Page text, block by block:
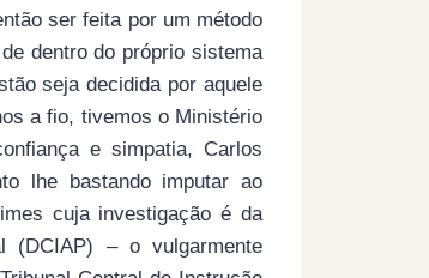
ser feita por um método
dentro do próprio sistema
seja decidida por aquele
a fio, tivemos o Ministério
e simpatia, Carlos
lhe bastando imputar ao
cuja investigação é da
(DCIAP) – o vulgarmente